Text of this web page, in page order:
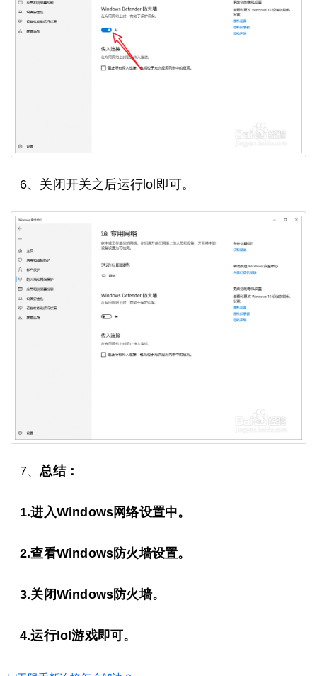
6、关闭开关之后运行lol即可。
7、总结：
1.进入Windows网络设置中。
2.查看Windows防火墙设置。
3.关闭Windows防火墙。
4.运行lol游戏即可。